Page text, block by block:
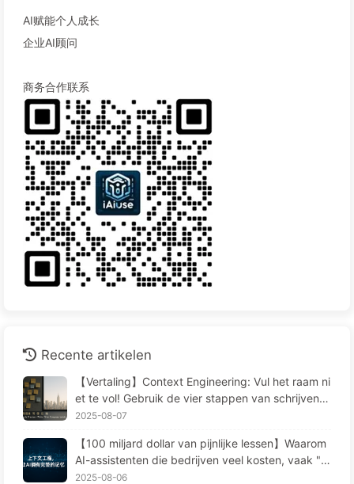
AI赋能个人成长
企业AI顾问
商务合作联系
Recente artikelen
【Vertaling】Context Engineering: Vul het raam ni
et te vol! Gebruik de vier stappen van schrijven, f
ilteren, comprimeren en isoleren, houd ruis buiten
2025-08-07
【100 miljard dollar van pijnlijke lessen】Waarom
AI-assistenten die bedrijven veel kosten, vaak "v
ergeten" op cruciale momenten en concurrenten
2025-08-06